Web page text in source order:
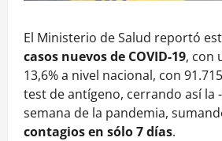
El Ministerio de Salud reportó
casos nuevos de COVID-19, con
13,6% a nivel nacional, con
test de antígeno, cerrando así la
semana de la pandemia,
contagios en sólo 7 días.